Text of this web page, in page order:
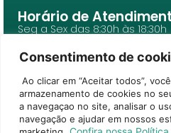
Consentimento de
Ao clicar em “Aceitar todos”,
armazenamento de cookies no
a navegaçao no site, analisar o
navegação e ajudar em nossos
Horário de
Seg a Sex das 8:30h às 18:30h
©2026 A ESSENCIA LTDA –
Engenheiro Boa Nova, 25 CEP:
55